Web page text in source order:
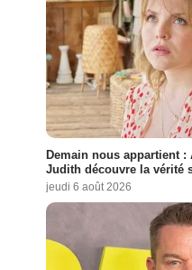
Demain nous appartient
Judith découvre la vérité
jeudi 6 août 2026